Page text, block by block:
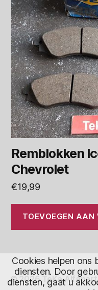
Remblokken
Chevrolet
€19,99
TOEVOEGEN AAN
© 2026 TeKa
Cookies helpen ons
diensten. Door
diensten, gaat u